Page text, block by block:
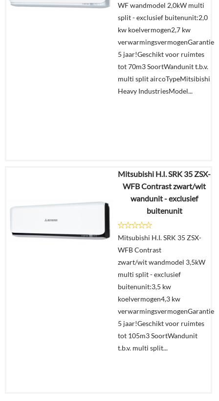
Offerte
aanvragen?
In
winkelmand
WF wandmodel 2,0kW multi
split - exclusief buitenunit:2,0
kw koelvermogen2,7 kw
verwarmingsvermogenGarantie
5 jaar!Geschikt voor ruimtes
tot 70m3 SoortWandunit t.b.v.
multi split aircoTypeMitsibishi
Heavy IndustriesModel...
€1.528,23
€799,00
Offerte
In
winkelmand
Mitsubishi H.I. SRK 35 ZSX-
WFB Contrast zwart/wit
wandunit - exclusief
buitenunit
Mitsubishi H.I. SRK 35 ZSX-
WFB Contrast
zwart/wit wandmodel 3,5kW
multi split - exclusief
buitenunit:3,5 kw
koelvermogen4,3 kw
verwarmingsvermogenGarantie
5 jaar!Geschikt voor ruimtes
tot 105m3 SoortWandunit
t.b.v. multi split...